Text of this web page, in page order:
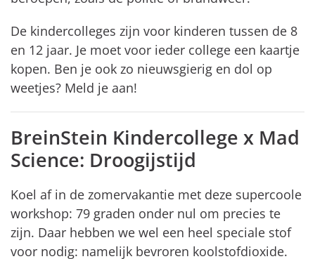
De kindercolleges zijn voor kinderen tussen de 8
en 12 jaar. Je moet voor ieder college een kaartje
kopen. Ben je ook zo nieuwsgierig en dol op
weetjes? Meld je aan!
BreinStein Kindercollege x Mad
Science: Droogijstijd
Koel af in de zomervakantie met deze supercoole
workshop: 79 graden onder nul om precies te
zijn. Daar hebben we wel een heel speciale stof
voor nodig: namelijk bevroren koolstofdioxide.